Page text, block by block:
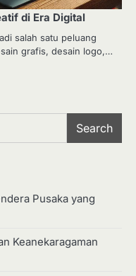
di Era Digital
salah satu peluang
grafis, desain logo,…
Search
Pusaka yang
Keanekaragaman